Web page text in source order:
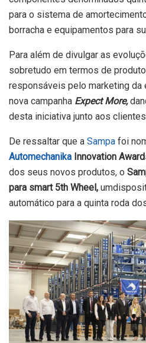
para o sistema de
borracha e equipamentos para
Para além de divulgar as
sobretudo em termos de
responsáveis pelo marketing da
nova campanha Expect More,
desta iniciativa junto aos
De ressaltar que a Sampa foi
Automechanika Innovation
dos seus novos produtos, o
para smart 5th Wheel,
automático para a quinta roda